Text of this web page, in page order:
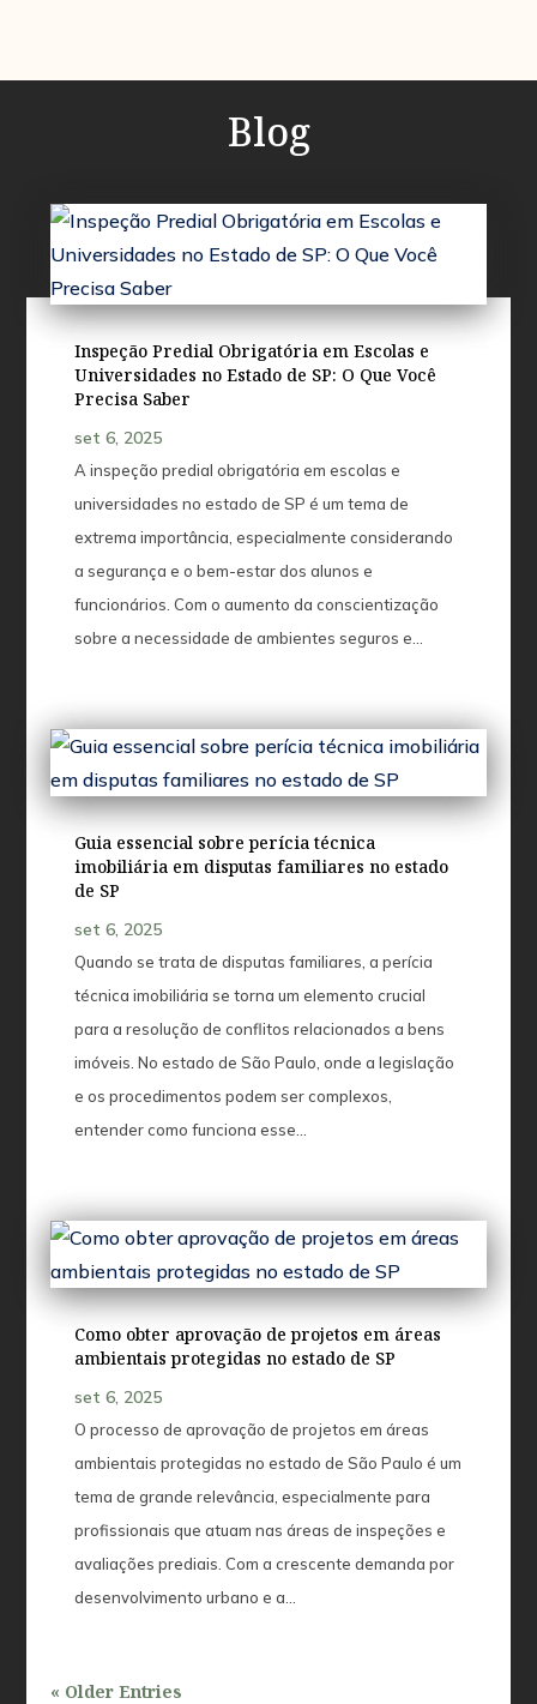
Blog
Inspeção Predial Obrigatória em Escolas e
Universidades no Estado de SP: O Que Você
Precisa Saber
set 6, 2025
A inspeção predial obrigatória em escolas e
universidades no estado de SP é um tema de
extrema importância, especialmente considerando
a segurança e o bem-estar dos alunos e
funcionários. Com o aumento da conscientização
sobre a necessidade de ambientes seguros e...
Guia essencial sobre perícia técnica
imobiliária em disputas familiares no estado
de SP
set 6, 2025
Quando se trata de disputas familiares, a perícia
técnica imobiliária se torna um elemento crucial
para a resolução de conflitos relacionados a bens
imóveis. No estado de São Paulo, onde a legislação
e os procedimentos podem ser complexos,
entender como funciona esse...
Como obter aprovação de projetos em áreas
ambientais protegidas no estado de SP
set 6, 2025
O processo de aprovação de projetos em áreas
ambientais protegidas no estado de São Paulo é um
tema de grande relevância, especialmente para
profissionais que atuam nas áreas de inspeções e
avaliações prediais. Com a crescente demanda por
desenvolvimento urbano e a...
« Older Entries